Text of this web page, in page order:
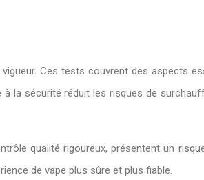
Ces tests couvrent des aspects
la sécurité réduit les risques de
qualité rigoureux, présentent un
de vape plus sûre et plus fiable.